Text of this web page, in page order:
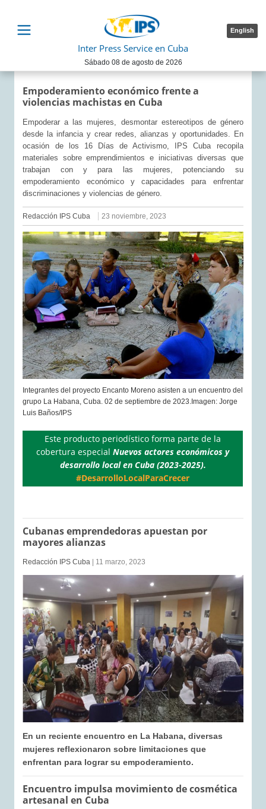
English
Inter Press Service en Cuba
Sábado 08 de agosto de 2026
Empoderamiento económico frente a
violencias machistas en Cuba
Empoderar a las mujeres, desmontar estereotipos de género
desde la infancia y crear redes, alianzas y oportunidades. En
ocasión de los 16 Días de Activismo, IPS Cuba recopila
materiales sobre emprendimientos e iniciativas diversas que
trabajan con y para las mujeres, potenciando su
empoderamiento económico y capacidades para enfrentar
discriminaciones y violencias de género.
Redacción IPS Cuba 23 noviembre, 2023
Integrantes del proyecto Encanto Moreno asisten a un encuentro del
grupo La Habana, Cuba. 02 de septiembre de 2023.Imagen: Jorge
Luis Baños/IPS
Este producto periodístico forma parte de la
cobertura especialNuevos actores económicos y
desarrollo local en Cuba (2023-2025).
#DesarrolloLocalParaCrecer
Cubanas emprendedoras apuestan por
mayores alianzas
Redacción IPS Cuba | 11 marzo, 2023
En un reciente encuentro en La Habana, diversas
mujeres reflexionaron sobre limitaciones que
enfrentan para lograr su empoderamiento.
Encuentro impulsa movimiento de cosmética
artesanal en Cuba